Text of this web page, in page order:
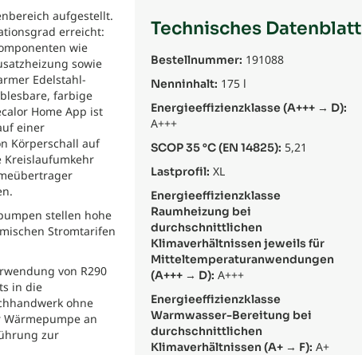
aufgestellt.
erreicht:
wie
sowie
Edelstahl-
farbige
Home App ist
einer
Körperschall auf
Kreislaufumkehr
stellen hohe
Stromtarifen
von R290
in die
ohne
an
zur
Technisches Datenblatt
Bestellnummer: 191088
Nenninhalt: 175 l
Energieeffizienzklasse (A+++ → D):
A+++
SCOP 35 °C (EN 14825): 5,21
Lastprofil: XL
Energieeffizienzklasse
Raumheizung bei
durchschnittlichen
Klimaverhältnissen jeweils für
Mitteltemperaturanwendungen
(A+++ → D): A+++
Energieeffizienzklasse
Warmwasser-Bereitung bei
durchschnittlichen
Klimaverhältnissen (A+ → F): A+